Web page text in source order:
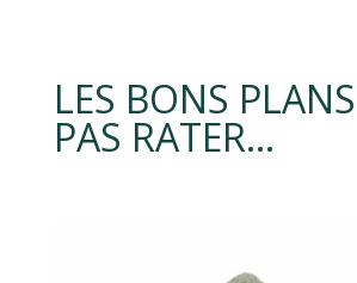
LES BONS
PAS RATER…